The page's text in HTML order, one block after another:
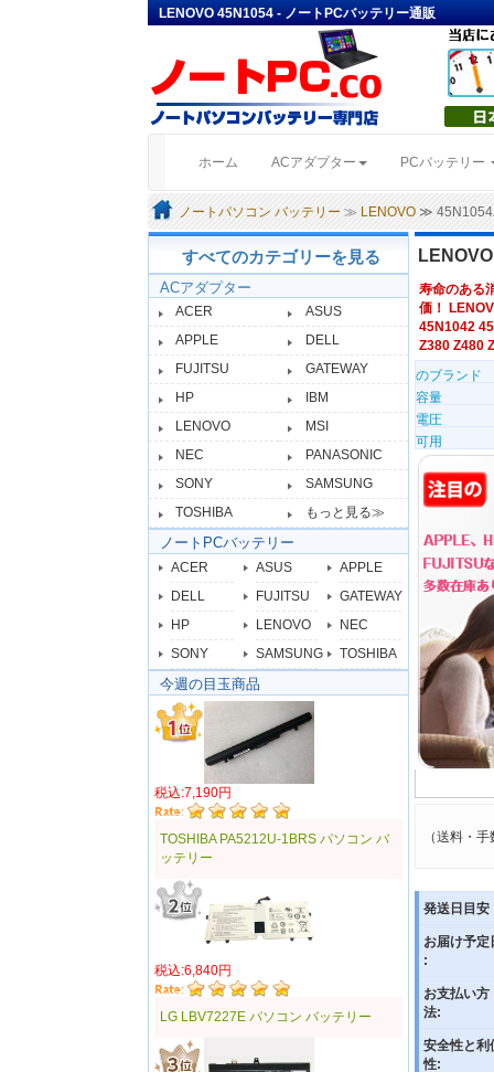
LENOVO 45N1054 - ノートPCバッテリー通販
ホーム (current)ACアダプター PCバッテリー
ノートパソコン バッテリー ≫ LENOVO ≫ 45N1054
すべてのカテゴリーを見る
ACアダプター
ACER
ASUS
APPLE
DELL
FUJITSU
GATEWAY
HP
IBM
LENOVO
MSI
NEC
PANASONIC
SONY
SAMSUNG
TOSHIBA
もっと見る≫
ノートPCバッテリー
ACER ASUS
APPLE
DELL
FUJITSU
GATEWAY
HP
LENOVO
NEC
SONY
SAMSUNG TOSHIBA
今週の目玉商品
税込:7,190円
TOSHIBA PA5212U-1BRS パソコン バ
ッテリー
税込:6,840円
LG LBV7227E パソコン バッテリー
寿命のある
価！
45N1042
Z380 Z480
のブランド
容量
電圧
可用
（送料・
発送日目安
お届け予定
:
お支払い方
法:
安全性と利
性: